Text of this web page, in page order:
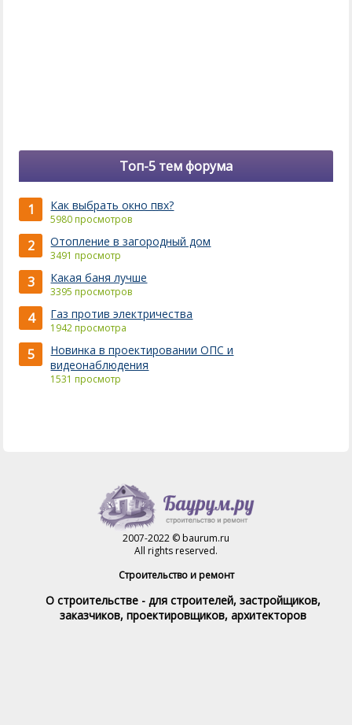
Топ-5 тем форума
1 Как выбрать окно пвх?
5980 просмотров
2 Отопление в загородный дом
3491 просмотр
3 Какая баня лучше
3395 просмотров
4 Газ против электричества
1942 просмотра
5
Новинка в проектировании ОПС и
видеонаблюдения
1531 просмотр
2007-2022 © baurum.ru
All rights reserved.
Строительство и ремонт
О строительстве - для строителей, застройщиков,
заказчиков, проектировщиков, архитекторов